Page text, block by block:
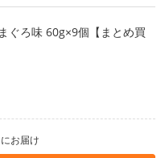
ぐろ味 60g×9個【まとめ買
にお届け